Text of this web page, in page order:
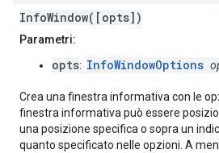
InfoWindow([opts])
Parametri:
opts: InfoWindowOptions
Crea una finestra informativa con le
finestra informativa può essere
una posizione specifica o sopra un
quanto specificato nelle opzioni. A